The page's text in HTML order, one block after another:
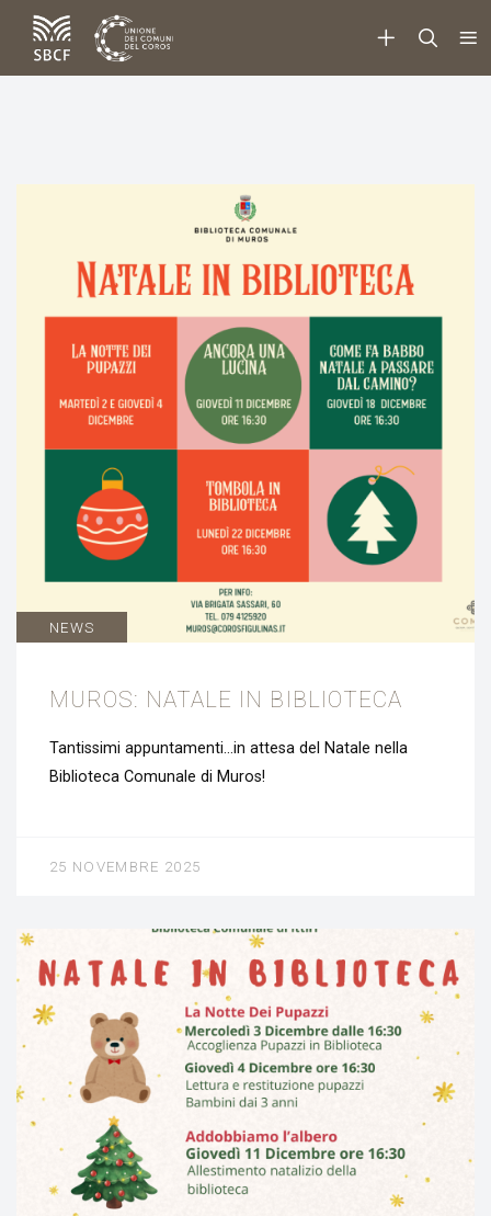
NEWS
MUROS: NATALE IN BIBLIOTECA
Tantissimi appuntamenti…in attesa del Natale nella
Biblioteca Comunale di Muros!
25 NOVEMBRE 2025